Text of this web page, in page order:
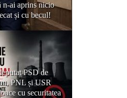
n-ai aprins nicio
și cu becul!
PSD de
PNL și USR
cu securitatea